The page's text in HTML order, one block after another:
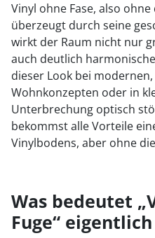
Vinyl ohne Fase, also ohne
überzeugt durch seine
wirkt der Raum nicht nur
auch deutlich
dieser Look bei
Wohnkonzepten oder in
Unterbrechung optisch
bekommst alle Vorteile
Vinylbodens, aber ohne
Was bedeutet
Fuge“